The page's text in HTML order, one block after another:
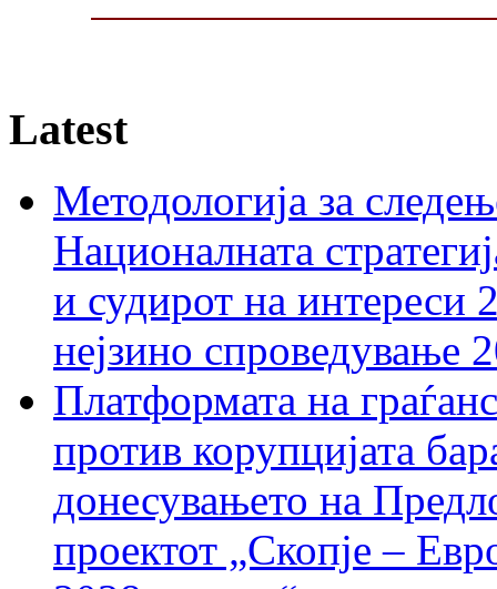
Latest
Методологија за
Националната
и судирот на интереси
нејзино спроведување
Платформата на
против корупцијата
донесувањето на
проектот „Скопје –